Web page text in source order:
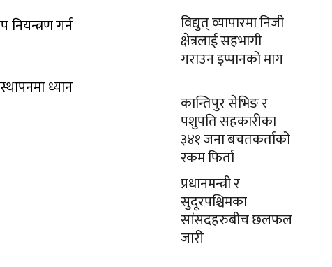
गर्न
ध्यान
विद्युत् व्यापारमा निजी
क्षेत्रलाई सहभागी
गराउन इप्पानको माग
कान्तिपुर सेभिङ र
पशुपति सहकारीका
३४१ जना बचतकर्ताको
रकम फिर्ता
प्रधानमन्त्री र
सुदूरपश्चिमका
सांसदहरुबीच छलफल
जारी